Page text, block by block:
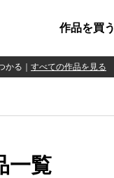
作品を買う
かる すべての作品を見る
一覧